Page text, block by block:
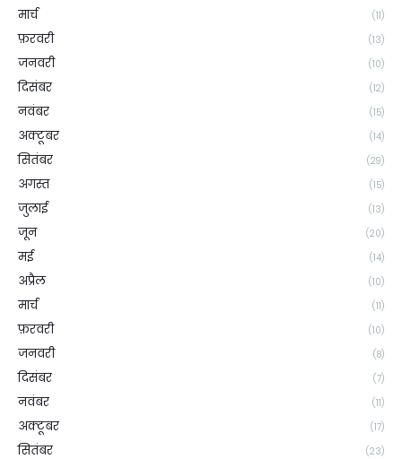
मार्च (11)
फ़रवरी (13)
जनवरी (10)
दिसंबर (12)
नवंबर (15)
अक्टूबर (14)
सितंबर (29)
अगस्त (15)
जुलाई (13)
जून (20)
मई (14)
अप्रैल (10)
मार्च (11)
फ़रवरी (10)
जनवरी (8)
दिसंबर (7)
नवंबर (11)
अक्टूबर (17)
सितंबर (23)